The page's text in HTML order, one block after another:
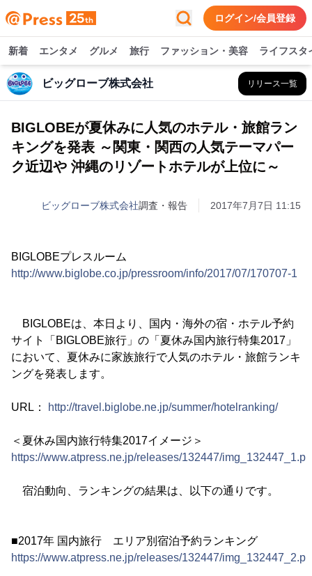
ログイン/会員登録
新着 エンタメ グルメ 旅行 ファッション・美容 ライフスタ
ビッグローブ株式会社 リリース一覧
BIGLOBEが夏休みに人気のホテル・旅館ラン
キングを発表 ～関東・関西の人気テーマパー
ク近辺や 沖縄のリゾートホテルが上位に～
ビッグローブ株式会社調査・報告 2017年7月7日 11:15
BIGLOBEプレスルーム
http://www.biglobe.co.jp/pressroom/info/2017/07/170707-1
BIGLOBEは、本日より、国内・海外の宿・ホテル予約
サイト「BIGLOBE旅行」の「夏休み国内旅行特集2017」
において、夏休みに家族旅行で人気のホテル・旅館ランキ
ングを発表します。
URL： http://travel.biglobe.ne.jp/summer/hotelranking/
＜夏休み国内旅行特集2017イメージ＞
https://www.atpress.ne.jp/releases/132447/
宿泊動向、ランキングの結果は、以下の通りです。
■2017年 国内旅行 エリア別宿泊予約ランキング
https://www.atpress.ne.jp/releases/132447/